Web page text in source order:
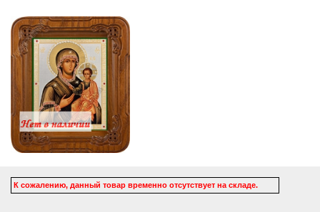
К сожалению, данный товар временно отсутствует на складе.